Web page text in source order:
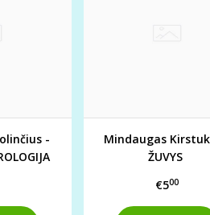
-
Mindaugas
ŽUVYS
€500